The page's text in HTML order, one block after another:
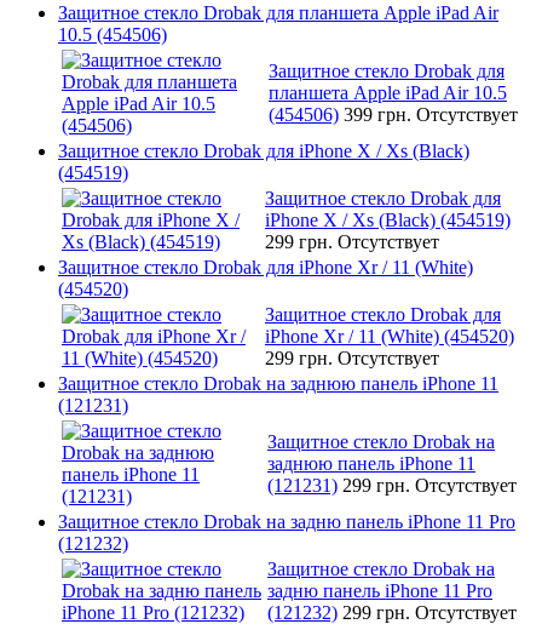
Защитное стекло Drobak для планшета Apple iPad Air
10.5 (454506)
Защитное стекло Drobak для
планшета Apple iPad Air 10.5
(454506) 399 грн. Отсутствует
Защитное стекло Drobak для iPhone X / Xs (Black)
(454519)
Защитное стекло Drobak для
iPhone X / Xs (Black) (454519)
299 грн. Отсутствует
Защитное стекло Drobak для iPhone Xr / 11 (White)
(454520)
Защитное стекло Drobak для
iPhone Xr / 11 (White) (454520)
299 грн. Отсутствует
Защитное стекло Drobak на заднюю панель iPhone 11
(121231)
Защитное стекло Drobak на
заднюю панель iPhone 11
(121231) 299 грн. Отсутствует
Защитное стекло Drobak на задню панель iPhone 11 Pro
(121232)
Защитное стекло Drobak на
задню панель iPhone 11 Pro
(121232) 299 грн. Отсутствует